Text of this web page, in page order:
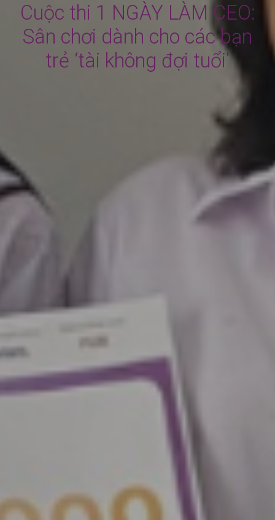
Cuộc thi 1 NGÀY LÀM CEO:
Sân chơi dành cho các bạn
trẻ ‘tài không đợi tuổi'